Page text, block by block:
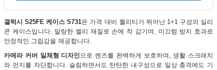
갤럭시 S25FE 케이스 S731은 가격 대비 퀄리티가 뛰어난 1+1 구성의 실리
콘 케이스입니다. 말랑한 젤리 재질로 손에 착 감기며, 미끄럼 방지 효과로
안정적인 그립감을 제공합니다.
카메라 커버 일체형 디자인 으로 렌즈를 완벽하게 보호하며, 생활 스크래치
와 먼지를 차단합니다. 슬림하면서도 탄탄한 내구성으로 일상 충격에도 기